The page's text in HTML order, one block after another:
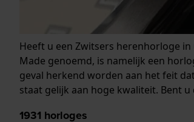
Heeft u een Zwitsers herenhorloge
Made genoemd, is namelijk een
geval herkend worden aan het feit
staat gelijk aan hoge kwaliteit. Bent
1931 horloges